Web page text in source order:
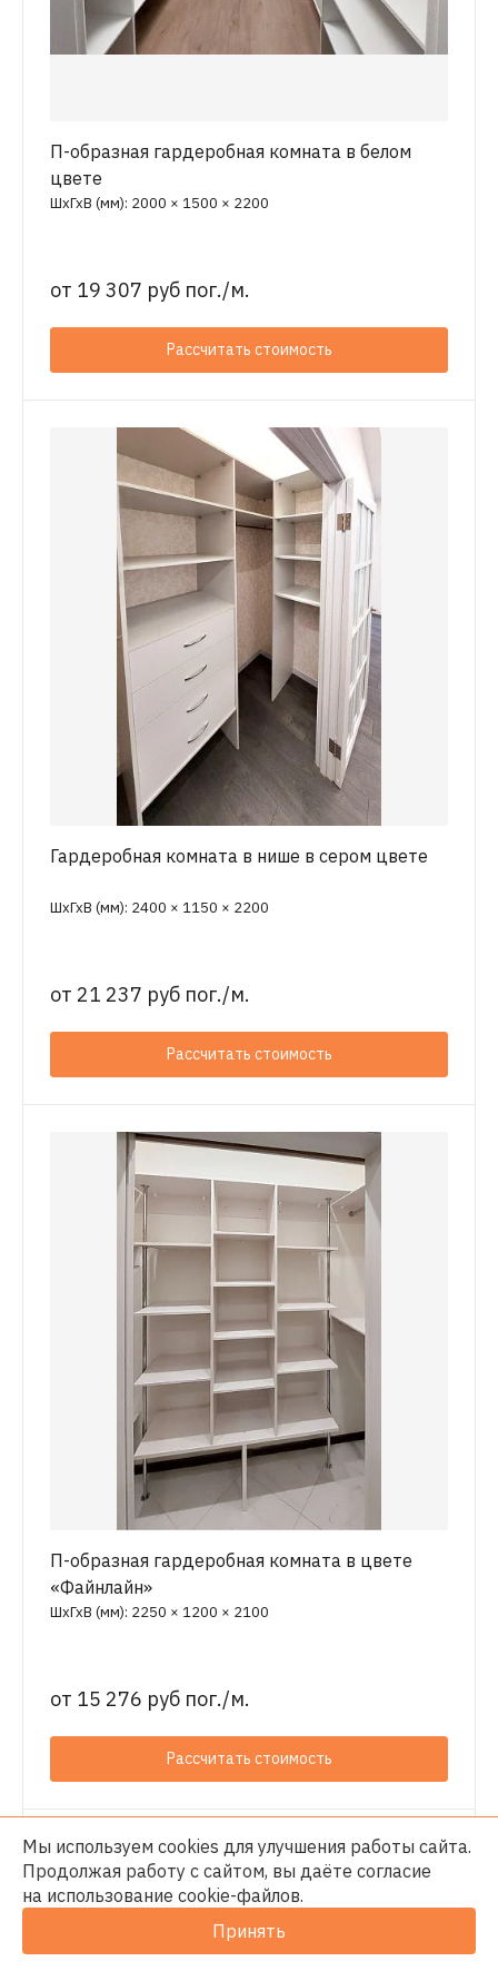
П-образная гардеробная комната в белом
цвете
ШхГхВ (мм): 2000 × 1500 × 2200
от 19 307 руб пог./м.
Рассчитать стоимость
Гардеробная комната в нише в сером цвете
ШхГхВ (мм): 2400 × 1150 × 2200
от 21 237 руб пог./м.
Рассчитать стоимость
П-образная гардеробная комната в цвете
«Файнлайн»
ШхГхВ (мм): 2250 × 1200 × 2100
от 15 276 руб пог./м.
Рассчитать стоимость
Мы используем cookies для улучшения работы сайта.
Продолжая работу с сайтом, вы даёте согласие
на использование cookie-файлов.
Принять